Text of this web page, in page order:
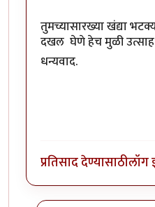
तुमच्यासारख्या खंद्या
दखल घेणे हेच मुळी
धन्यवाद.
प्रतिसाद देण्यासाठीलॉग